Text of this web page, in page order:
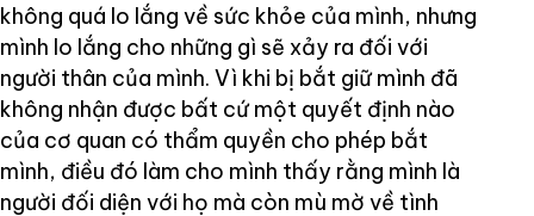
không quá lo lắng về sức khỏe của mình, nhưng
mình lo lắng cho những gì sẽ xảy ra đối với
người thân của mình. Vì khi bị bắt giữ mình đã
không nhận được bất cứ một quyết định nào
của cơ quan có thẩm quyền cho phép bắt
mình, điều đó làm cho mình thấy rằng mình là
người đối diện với họ mà còn mù mờ về tình